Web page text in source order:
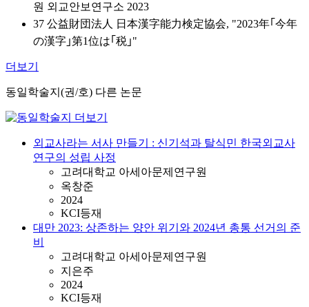
원 외교안보연구소 2023
37 公益財団法人 日本漢字能力検定協会, "2023年｢今年
の漢字｣第1位は｢税｣"
더보기
동일학술지(권/호) 다른 논문
외교사라는 서사 만들기 : 신기석과 탈식민 한국외교사
연구의 성립 사정
고려대학교 아세아문제연구원
옥창준
2024
KCI등재
대만 2023: 상존하는 양안 위기와 2024년 총통 선거의 준
비
고려대학교 아세아문제연구원
지은주
2024
KCI등재